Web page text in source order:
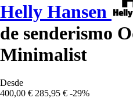
Helly Hansen
de senderismo
Minimalist
Desde
400,00 € 285,95 € -29%